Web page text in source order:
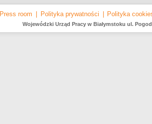
Press room Polityka prywatności Polityka
Wojewódzki Urząd Pracy w Białymstoku ul.